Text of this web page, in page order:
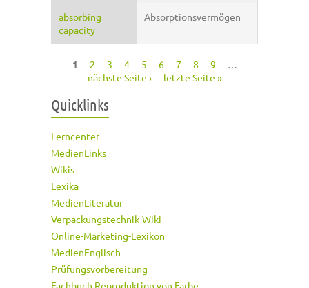
absorbing
capacity
Absorptionsvermögen
1 2 3 4 5 6 7 8 9
…
nächste Seite ›
letzte Seite »
Quicklinks
Lerncenter
MedienLinks
Wikis
Lexika
MedienLiteratur
Verpackungstechnik-Wiki
Online-Marketing-Lexikon
MedienEnglisch
Prüfungsvorbereitung
Fachbuch Reproduktion von Farbe